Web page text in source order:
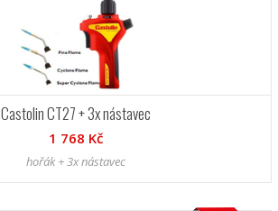
Castolin CT27 + 3x nástavec
1 768 Kč
hořák + 3x nástavec